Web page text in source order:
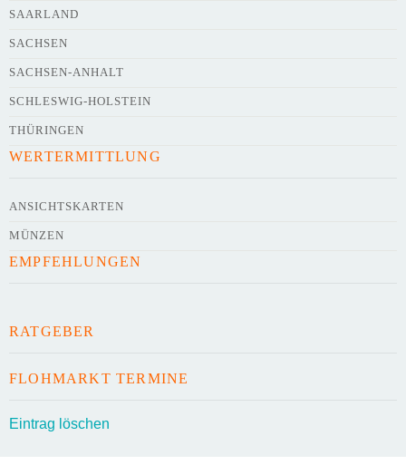
Kontaktdaten des Veranstalters
Telefonnummer
AGB`s
SAARLAND
SACHSEN
SACHSEN-ANHALT
SCHLESWIG-HOLSTEIN
THÜRINGEN
WERTERMITTLUNG
ANSICHTSKARTEN
MÜNZEN
EMPFEHLUNGEN
RATGEBER
FLOHMARKT TERMINE
Eintrag löschen